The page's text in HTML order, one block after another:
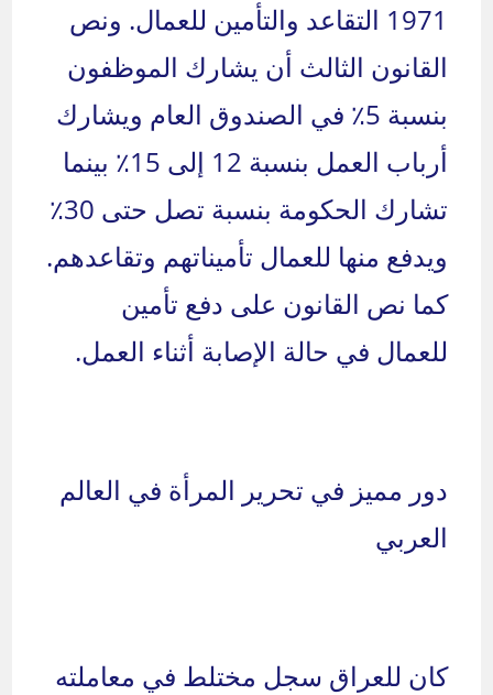
1971 التقاعد والتأمين للعمال. ونص
القانون الثالث أن يشارك الموظفون
بنسبة 5٪ في الصندوق العام ويشارك
أرباب العمل بنسبة 12 إلى 15٪ بينما
تشارك الحكومة بنسبة تصل حتى 30٪
ويدفع منها للعمال تأميناتهم وتقاعدهم.
كما نص القانون على دفع تأمين
للعمال في حالة الإصابة أثناء العمل.
دور مميز في تحرير المرأة في العالم
العربي
كان للعراق سجل مختلط في معاملته